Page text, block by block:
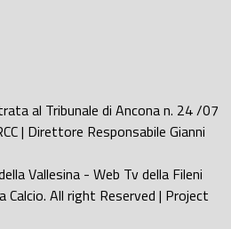
al Tribunale di Ancona n. 24 /07
| Direttore Responsabile Gianni
Vallesina - Web Tv della Fileni
Calcio. All right Reserved | Project